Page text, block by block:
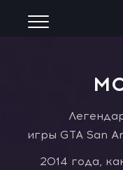
игры GTA San
2014 года,